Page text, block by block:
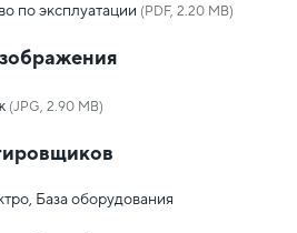
по эксплуатации (PDF, 2.20 MB)
(JPG, 2.90 MB)
База оборудования